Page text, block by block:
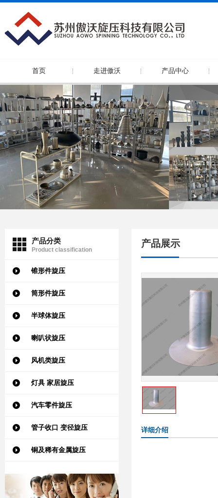
首页 走进傲沃 产品中心
产品分类
Product classification
锥形件旋压
筒形件旋压
半球体旋压
喇叭状旋压
风机类旋压
灯具 家居旋压
汽车零件旋压
管子收口 变径旋压
铜及稀有金属旋压
产品展示
详细介绍